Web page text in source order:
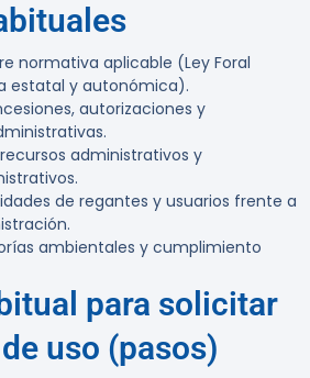
normativa aplicable (Ley Foral
estatal y autonómica).
autorizaciones y
administrativos y
de regantes y usuarios frente a
ambientales y cumplimiento
para solicitar
uso (pasos)